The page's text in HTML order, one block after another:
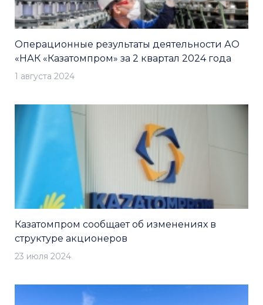
Операционные результаты деятельности АО
«НАК «Казатомпром» за 2 квартал 2024 года
1 августа 2024
Казатомпром сообщает об изменениях в
структуре акционеров
23 июля 2024